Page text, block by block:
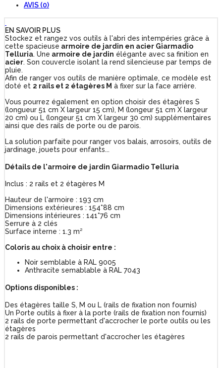
AVIS (0)
EN SAVOIR PLUS
Stockez et rangez vos outils à l'abri des intempéries grâce à
cette spacieuse armoire de jardin en acier Giarmadio
Telluria. Une armoire de jardin élégante avec sa finition en
acier. Son couvercle isolant la rend silencieuse par temps de
pluie.
Afin de ranger vos outils de manière optimale, ce modèle est
doté et 2 rails et 2 étagères M à fixer sur la face arrière.
Vous pourrez également en option choisir des étagères S
(longueur 51 cm X largeur 15 cm), M (longeur 51 cm X largeur
20 cm) ou L (longeur 51 cm X largeur 30 cm) supplémentaires
ainsi que des rails de porte ou de parois.
La solution parfaite pour ranger vos balais, arrosoirs, outils de
jardinage, jouets pour enfants...
Détails de l'armoire de jardin Giarmadio Telluria
Inclus : 2 rails et 2 étagères M
Hauteur de l'armoire : 193 cm
Dimensions extérieures : 154*88 cm
Dimensions intérieures : 141*76 cm
Serrure à 2 clés
Surface interne : 1.3 m²
Coloris au choix à choisir entre :
Noir semblable à RAL 9005
Anthracite semablable à RAL 7043
Options disponibles :
Des étagères taille S, M ou L (rails de fixation non fournis)
Un Porte outils à fixer à la porte (rails de fixation non fournis)
2 rails de porte permettant d'accrocher le porte outils ou les
étagères
2 rails de parois permettant d'accrocher les étagères